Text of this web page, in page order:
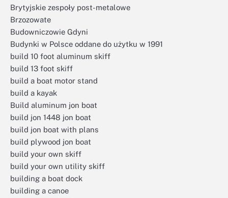
Brytyjskie zespoły post-metalowe
Brzozowate
Budowniczowie Gdyni
Budynki w Polsce oddane do użytku w 1991
build 10 foot aluminum skiff
build 13 foot skiff
build a boat motor stand
build a kayak
Build aluminum jon boat
build jon 1448 jon boat
build jon boat with plans
build plywood jon boat
build your own skiff
build your own utility skiff
building a boat dock
building a canoe